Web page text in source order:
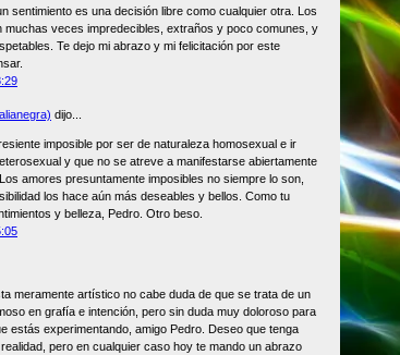
sentimiento es una decisión libre como cualquier otra. Los
muchas veces impredecibles, extraños y poco comunes, y
Te dejo mi abrazo y mi felicitación por este
dijo...
imposible por ser de naturaleza homosexual e ir
y que no se atreve a manifestarse abiertamente
amores presuntamente imposibles no siempre lo son,
los hace aún más deseables y bellos. Como tu
y belleza, Pedro. Otro beso.
meramente artístico no cabe duda de que se trata de un
en grafía e intención, pero sin duda muy doloroso para
estás experimentando, amigo Pedro. Deseo que tenga
pero en cualquier caso hoy te mando un abrazo